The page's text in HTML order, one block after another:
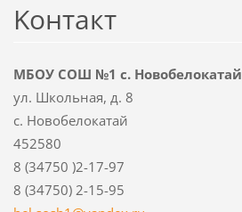
Koнтакт
МБОУ СОШ №1 с. Новобелокатай
ул. Школьная, д. 8
с. Новобелокатай
452580
8 (34750 )2-17-97
8 (34750) 2-15-95